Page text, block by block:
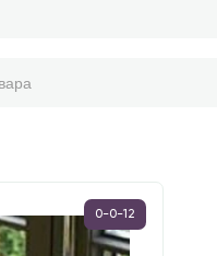
0-0-12